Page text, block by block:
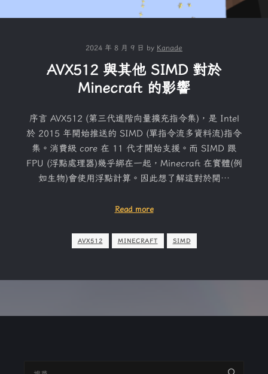
2024 年 8 月 9 日 by Kanade
AVX512 與其他 SIMD 對於
Minecraft 的影響
序言 AVX512 (第三代進階向量擴充指令集)，是 Intel
於 2015 年開始推送的 SIMD (單指令流多資料流)指令
集。消費級 core 在 11 代才開始支援。而 SIMD 跟
FPU (浮點處理器)幾乎綁在一起，Minecraft 在實體(例
如生物)會使用浮點計算。因此想了解這對於開…
Read more
AVX512 MINECRAFT SIMD